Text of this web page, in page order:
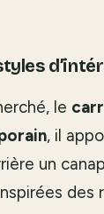
le
, il
un
des